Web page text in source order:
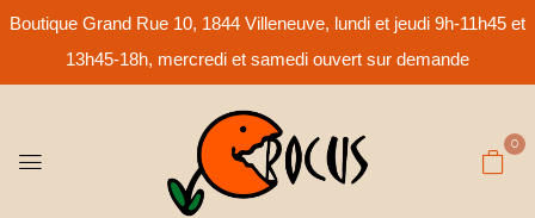
Boutique Grand Rue 10, 1844 Villeneuve, lundi et jeudi 9h-11h45 et
13h45-18h, mercredi et samedi ouvert sur demande
0